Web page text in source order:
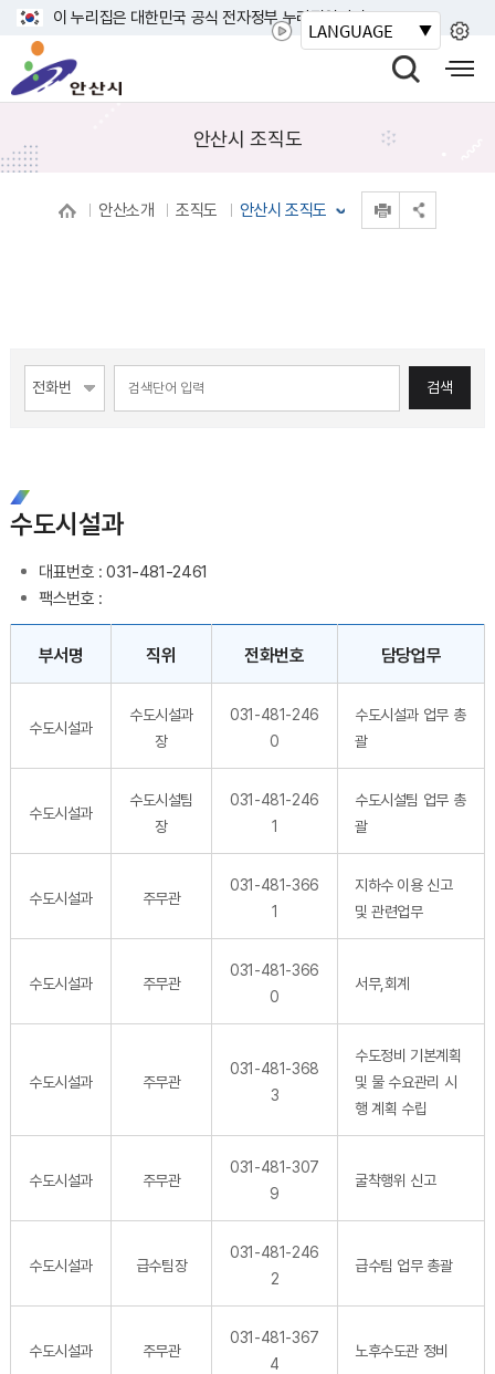
기
이 누리집은 대한민국 공식 전자정부 누리집입니다.
시
색
기
바
사
안산시 조직도
안산소개 조직도 안산시 조직도
검색
수도시설과
대표번호 : 031-481-2461
팩스번호 :
부서명 직위 전화번호 담당업무
수도시설과
수도시설과
장
031-481-246
0
수도시설과 업무 총
괄
수도시설과
수도시설팀
장
031-481-246
1
수도시설팀 업무 총
괄
수도시설과 주무관
031-481-366
1
지하수 이용 신고
및 관련업무
수도시설과 주무관
031-481-366
0
서무,회계
수도시설과 주무관
031-481-368
3
수도정비 기본계획
및 물 수요관리 시
행 계획 수립
수도시설과 주무관
031-481-307
9
굴착행위 신고
수도시설과 급수팀장
031-481-246
2
급수팀 업무 총괄
수도시설과 주무관
031-481-367
4
노후수도관 정비
LANGUAGE